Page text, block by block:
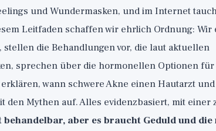
und Wundermasken, und im Internet
Leitfaden schaffen wir ehrlich Ordnung: Wir
die Behandlungen vor, die laut aktuellen
sprechen über die hormonellen Optionen für
wann schwere Akne einen Hautarzt und
den Mythen auf. Alles evidenzbasiert, mit einer
behandelbar, aber es braucht Geduld und